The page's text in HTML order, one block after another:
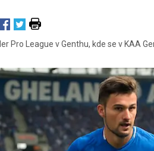
Pro League v Genthu, kde se v KAA